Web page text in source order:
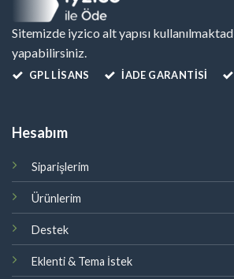
Sitemizde iyzico alt yapısı
yapabilirsiniz.
GPL LISANS İADE GARANTİSİ
Hesabım
Siparişlerim
Ürünlerim
Destek
Eklenti & Tema İstek